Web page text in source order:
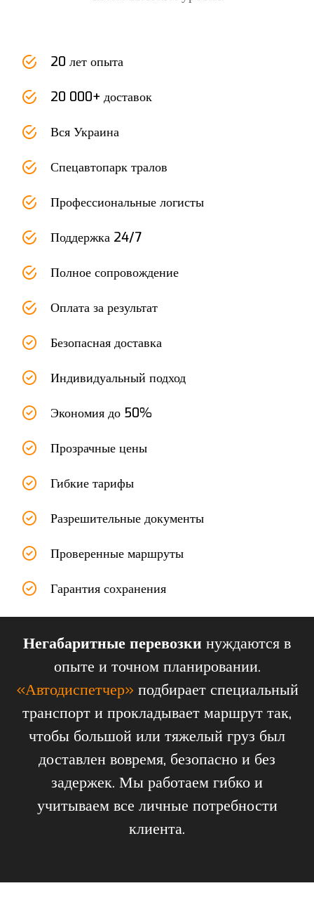
20 лет опыта
20 000+ доставок
Вся Украина
Спецавтопарк тралов
Профессиональные логисты
Поддержка 24/7
Полное сопровождение
Оплата за результат
Безопасная доставка
Индивидуальный подход
Экономия до 50%
Прозрачные цены
Гибкие тарифы
Разрешительные документы
Проверенные маршруты
Гарантия сохранения
Негабаритные перевозки нуждаются в
опыте и точном планировании.
«Автодиспетчер» подбирает специальный
транспорт и прокладывает маршрут так,
чтобы большой или тяжелый груз был
доставлен вовремя, безопасно и без
задержек. Мы работаем гибко и
учитываем все личные потребности
клиента.